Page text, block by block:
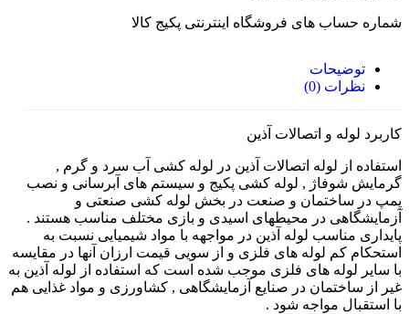
شماره حساب های فروشگاه اینترنتی پکیج کالا
توضیحات
نظرات (0)
کاربرد لوله و اتصالات آذین
استفاده از لوله اتصالات آذین در لوله کشی آب سرد و گرم ,
گرمایش شوفاژ , لوله کشی پکیج و سیستم های آبرسانی و نصب
پمپ در ساختمان و صنعت در بخش لوله کشی صنعتی و
آزمایشگاهی در محیطهای اسیدی و بازی مختلف مناسب هستند .
پایداری مناسب لوله آذین در مواجهه با مواد شیمیایی نسبت به
استحکام کم لوله های فلزی و از سویی قیمت ارزان آنها در مقایسه
با سایر لوله های فلزی موجب شده است که استفاده از لوله آذین به
غیر از ساختمان در صنایع آزمایشگاهی , کشاورزی و مواد غذایی هم
با استقبال مواجه شود .